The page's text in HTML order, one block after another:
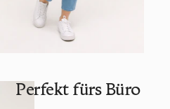
Perfekt fürs Büro